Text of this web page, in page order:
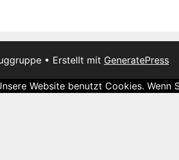
• Erstellt mit GeneratePress
Website benutzt Cookies.